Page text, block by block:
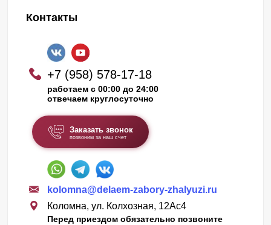
Контакты
+7 (958) 578-17-18
работаем с 00:00 до 24:00
отвечаем круглосуточно
Заказать звонок
позвоним за наш счет
kolomna@delaem-zabory-zhalyuzi.ru
Коломна, ул. Колхозная, 12Ас4
Перед приездом обязательно позвоните